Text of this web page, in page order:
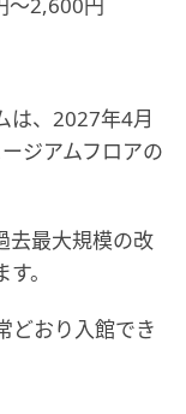
は、2027年4月
ジアムフロアの
去最大規模の改
。
どおり入館でき